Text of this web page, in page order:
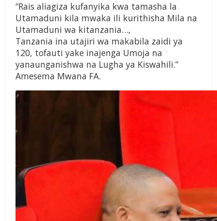
“Rais aliagiza kufanyika kwa tamasha la
Utamaduni kila mwaka ili kurithisha Mila na
Utamaduni wa kitanzania…,
Tanzania ina utajiri wa makabila zaidi ya
120, tofauti yake inajenga Umoja na
yanaunganishwa na Lugha ya Kiswahili.”
Amesema Mwana FA.